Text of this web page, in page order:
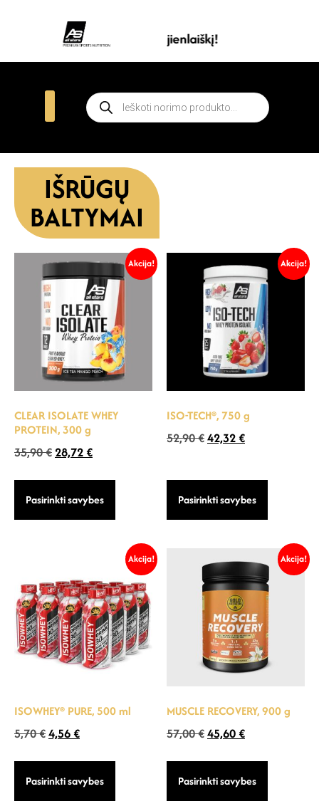
all stars naujienlaiškį!
IŠRŪGŲ
BALTYMAI
Akcija!
CLEAR ISOLATE WHEY
PROTEIN, 300 g
35,90€ 28,72€
Pasirinkti savybes
Akcija!
ISO-TECH®, 750 g
52,90€42,32€
Pasirinkti savybes
Akcija!
ISOWHEY® PURE, 500 ml
5,70€4,56€
Pasirinkti savybes
Akcija!
MUSCLE RECOVERY, 900 g
57,00€45,60€
Pasirinkti savybes